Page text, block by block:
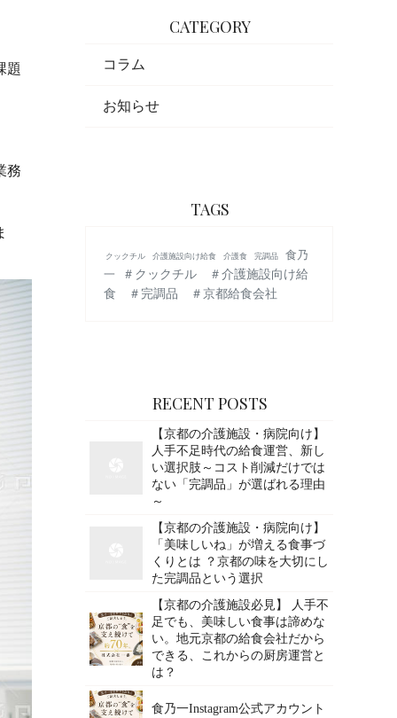
題
務
CATEGORY
コラム
お知らせ
TAGS
クックチル 介護施設向け給食 介護食 完調品
食乃
一
＃クックチル ＃介護施設向け給
食 ＃完調品 ＃京都給食会社
RECENT POSTS
【京都の介護施設・病院向け】
人手不足時代の給食運営、新し
い選択肢～コスト削減だけでは
ない「完調品」が選ばれる理由
～
【京都の介護施設・病院向け】
「美味しいね」が増える食事づ
くりとは ？京都の味を大切にし
た完調品という選択
【京都の介護施設必見】 人手不
足でも、美味しい食事は諦めな
い。地元京都の給食会社だから
できる、これからの厨房運営と
は？
食乃一Instagram公式アカウント